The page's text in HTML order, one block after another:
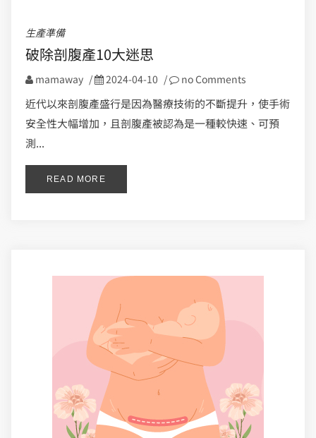
生產準備
破除剖腹產10大迷思
mamaway / 2024-04-10 / no Comments
近代以來剖腹產盛行是因為醫療技術的不斷提升，使手術
安全性大幅增加，且剖腹產被認為是一種較快速、可預
測...
READ MORE